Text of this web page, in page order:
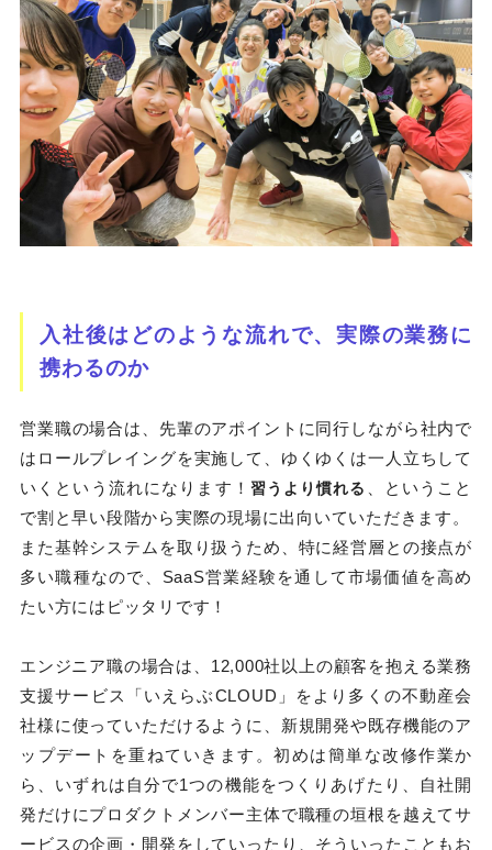
入社後はどのような流れで、実際の業務に
携わるのか
営業職の場合は、先輩のアポイントに同行しながら社内で
はロールプレイングを実施して、ゆくゆくは一人立ちして
いくという流れになります！ 習うより慣れる
、ということ
で割と早い段階から実際の現場に出向いていただきます。
また基幹システムを取り扱うため、特に経営層との接点が
多い職種なので、SaaS営業経験を通して市場価値を高め
たい方にはピッタリです！
エンジニア職の場合は、12,000社以上の顧客を抱える業務
支援サービス「いえらぶCLOUD」をより多くの不動産会
社様に使っていただけるように、新規開発や既存機能のア
ップデートを重ねていきます。初めは簡単な改修作業か
ら、いずれは自分で1つの機能をつくりあげたり、自社開
発だけにプロダクトメンバー主体で職種の垣根を越えてサ
ービスの企画・開発をしていったり、そういったこともお